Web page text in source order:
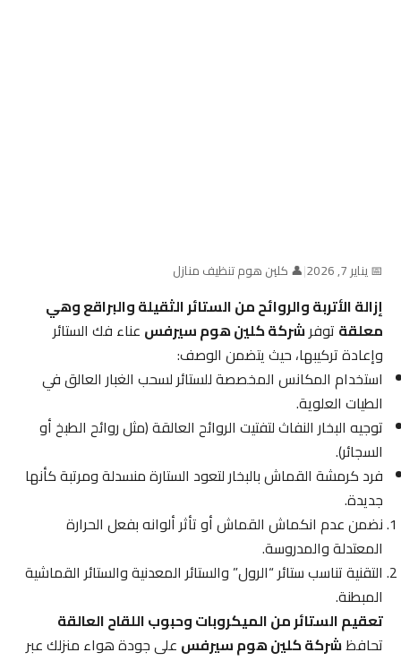
📅 يناير 7, 2026 |👤 كلين هوم تنظيف منازل
إزالة الأتربة والروائح من الستائر الثقيلة والبراقع وهي
معلقةتوفرشركة كلين هوم سيرفسعناء فك الستائر
وإعادة تركيبها، حيث يتضمن الوصف:
استخدام المكانس المخصصة للستائر لسحب الغبار العالق في
الطيات العلوية.
توجيه البخار النفاث لتفتيت الروائح العالقة (مثل روائح الطبخ أو
السجائر).
فرد كرمشة القماش بالبخار لتعود الستارة منسدلة ومرتبة كأنها
جديدة.
نضمن عدم انكماش القماش أو تأثر ألوانه بفعل الحرارة
المعتدلة والمدروسة.
التقنية تناسب ستائر “الرول” والستائر المعدنية والستائر القماشية
المبطنة.
تعقيم الستائر من الميكروبات وحبوب اللقاح العالقة
تحافظشركة كلين هوم سيرفسعلى جودة هواء منزلك عبر